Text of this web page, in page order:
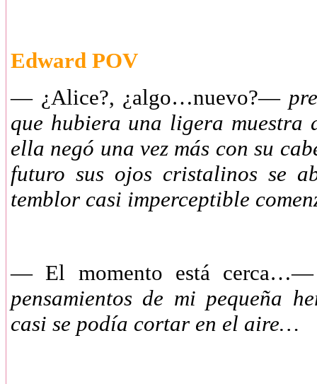
Edward POV
— ¿Alice?, ¿algo…nuevo?—
que hubiera una ligera muestra
ella negó una vez más con su
futuro sus ojos cristalinos se
temblor casi imperceptible
— El momento está cerca…—
pensamientos de mi pequeña
casi se podía cortar en el aire…